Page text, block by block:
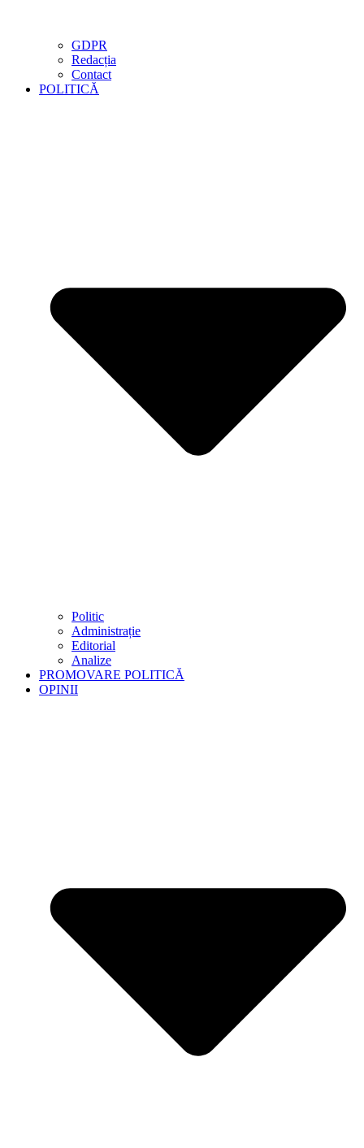
GDPR
Redacția
Contact
POLITICĂ
Politic
Administrație
Editorial
Analize
PROMOVARE POLITICĂ
OPINII